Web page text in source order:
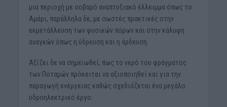
μια περιοχή με σοβαρό αναπτυξιακό έλλειμμα όπως το
Αμάρι, παράλληλα δε, με σωστές πρακτικές στην
εκμετάλλευση των φυσικών πόρων και στην κάλυψη
αναγκών όπως η ύδρευση και η άρδευση.
Αξίζει δε να σημειωθεί, πως το νερό του φράγματος
των Ποταμών πρόκειται να αξιοποιηθεί και για την
παραγωγή ενέργειας καθώς σχεδιάζεται ένα μεγάλο
υδροηλεκτρικό έργο.